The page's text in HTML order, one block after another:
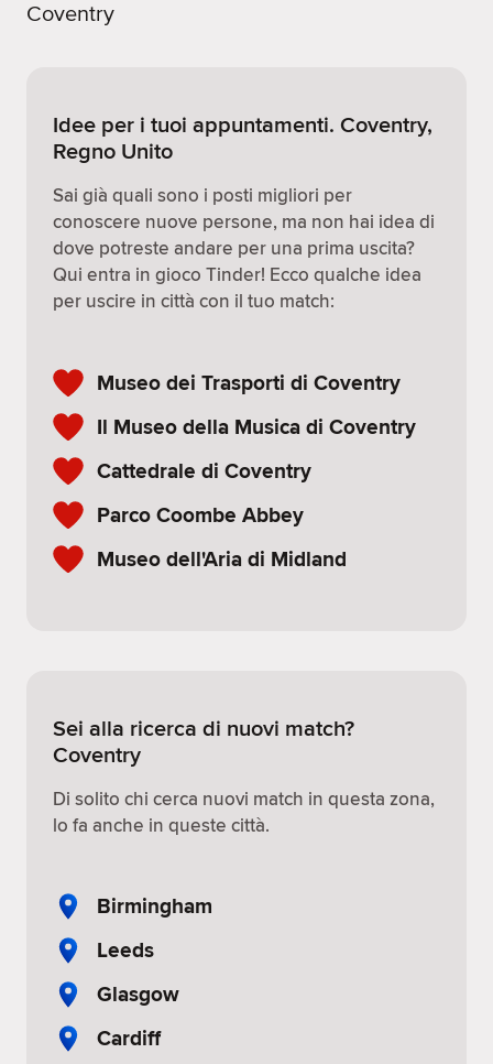
Coventry
Idee per i tuoi appuntamenti. Coventry,
Regno Unito
Sai già quali sono i posti migliori per
conoscere nuove persone, ma non hai idea di
dove potreste andare per una prima uscita?
Qui entra in gioco Tinder! Ecco qualche idea
per uscire in città con il tuo match:
Museo dei Trasporti di Coventry
Il Museo della Musica di Coventry
Cattedrale di Coventry
Parco Coombe Abbey
Museo dell'Aria di Midland
Sei alla ricerca di nuovi match?
Coventry
Di solito chi cerca nuovi match in questa zona,
lo fa anche in queste città.
Birmingham
Leeds
Glasgow
Cardiff